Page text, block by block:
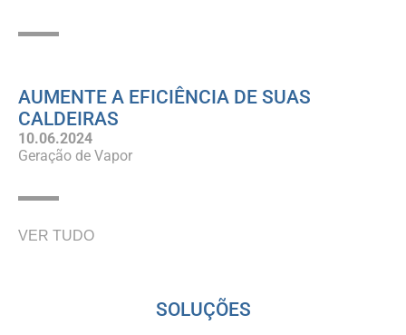
AUMENTE A EFICIÊNCIA DE SUAS
CALDEIRAS
10.06.2024
Geração de Vapor
VER TUDO
SOLUÇÕES